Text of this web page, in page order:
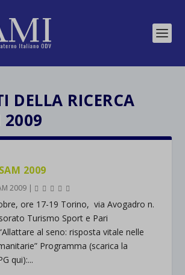
DELLA RICERCA
2009
2009
2009 |
ore 17-19 Torino, via Avogadro n.
Turismo Sport e Pari
al seno: risposta vitale nelle
Programma (scarica la
qui):...